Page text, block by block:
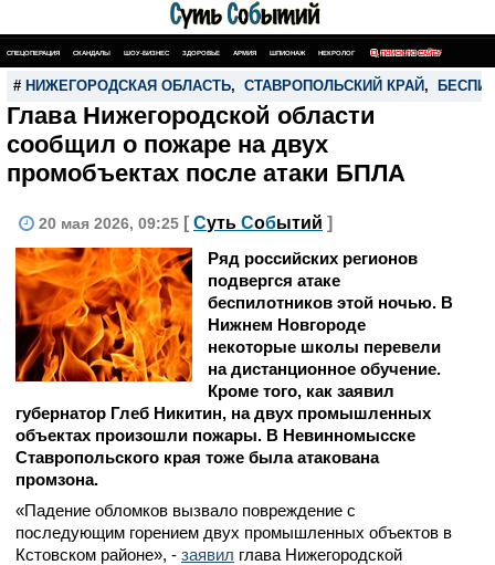
СПЕЦОПЕРАЦИЯ СКАНДАЛЫ ШОУ-БИЗНЕС ЗДОРОВЬЕ АРМИЯ ШПИОНАЖ НЕКРОЛОГ ПОИСК ПО САЙТУ
# НИЖЕГОРОДСКАЯ ОБЛАСТЬ, СТАВРОПОЛЬСКИЙ КРАЙ ,
Глава Нижегородской области
сообщил о пожаре на двух
промобъектах после атаки БПЛА
20 мая 2026, 09:25 [ Суть Событий ]
Ряд российских регионов
подвергся атаке
беспилотников этой ночью. В
Нижнем Новгороде
некоторые школы перевели
на дистанционное обучение.
Кроме того, как заявил
губернатор Глеб Никитин, на двух промышленных
объектах произошли пожары. В Невинномысске
Ставропольского края тоже была атакована
промзона.
«Падение обломков вызвало повреждение с
последующим горением двух промышленных объектов в
Кстовском районе», - заявил глава Нижегородской